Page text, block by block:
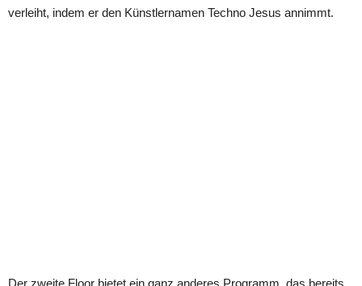
verleiht, indem er den Künstlernamen Techno Jesus annimmt.